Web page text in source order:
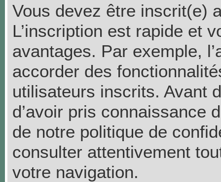
Vous devez être inscrit(e)
L’inscription est rapide et
avantages. Par exemple,
accorder des
utilisateurs inscrits. Avant
d’avoir pris connaissance
de notre politique de
consulter attentivement
votre navigation.